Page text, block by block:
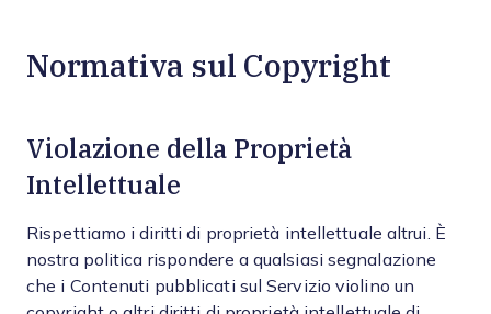
Normativa sul Copyright
Violazione della Proprietà
Intellettuale
Rispettiamo i diritti di proprietà intellettuale altrui. È
nostra politica rispondere a qualsiasi segnalazione
che i Contenuti pubblicati sul Servizio violino un